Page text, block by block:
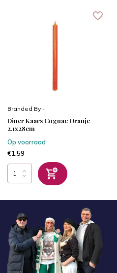
Branded By -
Diner Kaars Cognac Oranje
2.1x28cm
Op voorraad
€1,59